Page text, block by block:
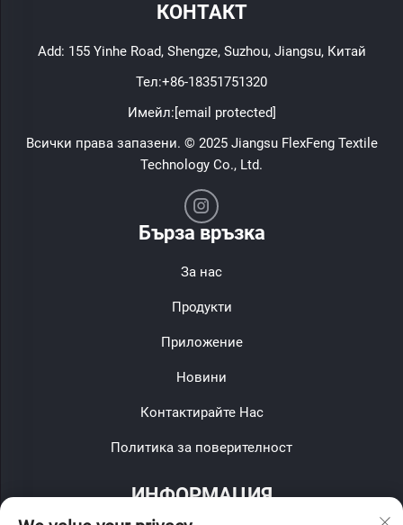
КОНТАКТ
Add: 155 Yinhe Road, Shengze, Suzhou, Jiangsu, Китай
Тел:+86-18351751320
Имейл:[email protected]
Всички права запазени. © 2025 Jiangsu FlexFeng Textile
Technology Co., Ltd.
Бърза връзка
За нас
Продукти
Приложение
Новини
Контактирайте Нас
Политика за поверителност
ИНФОРМАЦИЯ